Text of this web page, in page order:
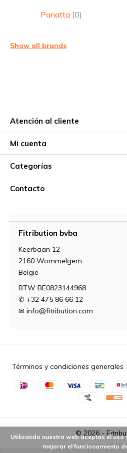
Panatta (0)
Show all brands
Atención al cliente
Mi cuenta
Categorías
Contacto
Fitribution bvba
Keerbaan 12
2160 Wommelgem
België
BTW BE0823144968
✆ +32 475 86 66 12
✉ info@fitribution.com
© 2026 -
Términos y condiciones generales
Utilizando nuestra web aceptas el
mejorar el funcionamiento